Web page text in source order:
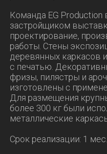
Команда EG
застройщиком
проектирование,
работы. Стены
деревянных каркасов
с печатью.
фризы, пилястры и
изготовлены с
Для размещения
более 300 кг были
металлические
Срок реализации: 1 мес.